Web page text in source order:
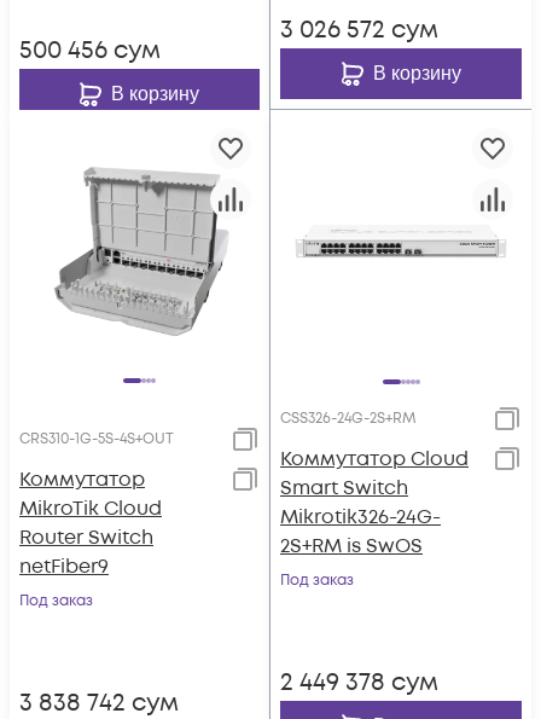
500 456 сум
В корзину
3 026 572 сум
В корзину
CRS310-1G-5S-4S+OUT
Коммутатор
MikroTik Cloud
Router Switch
netFiber9
Под заказ
3 838 742 сум
CSS326-24G-2S+RM
Коммутатор Cloud
Smart Switch
Mikrotik326-24G-
2S+RM is SwOS
Под заказ
2 449 378 сум